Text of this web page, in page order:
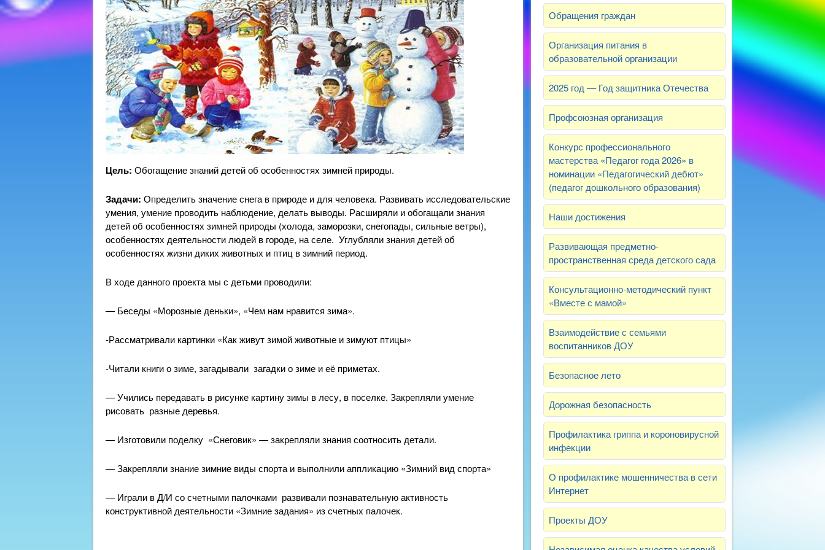
Цель: Обогащение знаний детей об особенностях зимней природы.
Задачи: Определить значение снега в природе и для человека. Развивать исследовательские
умения, умение проводить наблюдение, делать выводы. Расширяли и обогащали знания
детей об особенностях зимней природы (холода, заморозки, снегопады, сильные ветры),
особенностях деятельности людей в городе, на селе. Углубляли знания детей об
особенностях жизни диких животных и птиц в зимний период.
В ходе данного проекта мы с детьми проводили:
— Беседы «Морозные деньки», «Чем нам нравится зима».
-Рассматривали картинки «Как живут зимой животные и зимуют птицы»
-Читали книги о зиме, загадывали загадки о зиме и её приметах.
— Учились передавать в рисунке картину зимы в лесу, в поселке. Закрепляли умение
рисовать разные деревья.
— Изготовили поделку «Снеговик» — закрепляли знания соотносить детали.
— Закрепляли знание зимние виды спорта и выполнили аппликацию «Зимний вид спорта»
— Играли в Д/И со счетными палочками развивали познавательную активность
конструктивной деятельности «Зимние задания» из счетных палочек.
Обращения граждан
Организация питания в
образовательной организации
2025 год — Год защитника Отечества
Профсоюзная организация
Конкурс профессионального
мастерства «Педагог года 2026» в
номинации «Педагогический дебют»
(педагог дошкольного образования)
Наши достижения
Развивающая предметно-
пространственная среда детского сада
Консультационно-методический пункт
«Вместе с мамой»
Взаимодействие с семьями
воспитанников ДОУ
Безопасное лето
Дорожная безопасность
Профилактика гриппа и короновирусной
инфекции
О профилактике мошенничества в сети
Интернет
Проекты ДОУ